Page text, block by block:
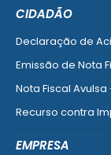
CIDADÃO
Declaração de
Emissão de Nota
Nota Fiscal
Recurso contra
EMPRESA